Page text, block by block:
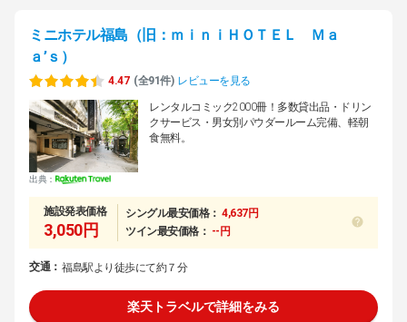
ミニホテル福島（旧：ｍｉｎｉＨＯＴＥＬ Ｍａ
ａ’ｓ）
4.47 (全91件) レビューを見る
出典：
レンタルコミック2000冊！多数貸出品・ドリン
クサービス・男女別パウダールーム完備、軽朝
食無料。
施設発表価格
3,050円
シングル最安価格： 4,637円
ツイン最安価格： --円
交通： 福島駅より徒歩にて約７分
楽天トラベルで詳細をみる